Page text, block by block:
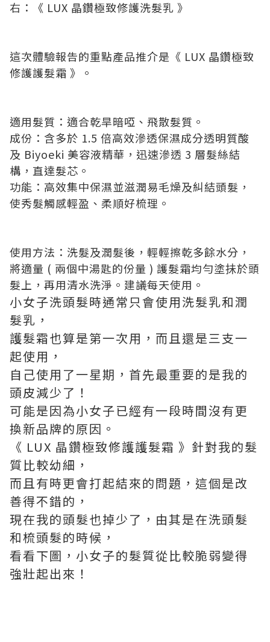
右：《 LUX 晶鑽極致修護洗髮乳 》
這次體驗報告的重點產品推介是《 LUX 晶鑽極致
修護護髮霜 》。
適用髮質：適合乾旱暗啞、飛散髮質。
成份：含多於 1.5 倍高效滲透保濕成分透明質酸
及 Biyoeki 美容液精華，迅速滲透 3 層髮絲結
構，直達髮芯。
功能：高效集中保濕並滋潤易毛燥及糾結頭髮，
使秀髮觸感輕盈、柔順好梳理。
使用方法：洗髮及潤髮後，輕輕擦乾多餘水分，
將適量 ( 兩個中湯匙的份量 ) 護髮霜均勻塗抺於頭
髮上，再用清水洗淨。建議每天使用。
小女子洗頭髮時通常只會使用洗髮乳和潤
髮乳，
護髮霜也算是第一次用，而且還是三支一
起使用，
自己使用了一星期，首先最重要的是我的
頭皮減少了！
可能是因為小女子已經有一段時間沒有更
換新品牌的原因。
《 LUX 晶鑽極致修護護髮霜 》針對我的髮
質比較幼細，
而且有時更會打起結來的問題，這個是改
善得不錯的，
現在我的頭髮也掉少了，由其是在洗頭髮
和梳頭髮的時候，
看看下圖，小女子的髮質從比較脆弱變得
強壯起出來！